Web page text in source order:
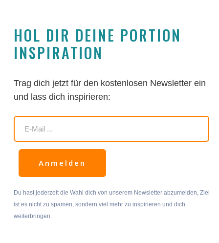
HOL DIR DEINE PORTION
INSPIRATION
Trag dich jetzt für den kostenlosen Newsletter ein
und lass dich inspirieren:
Anmelden
Du hast jederzeit die Wahl dich von unserem Newsletter abzumelden, Ziel
ist es nicht zu spamen, sondern viel mehr zu inspirieren und dich
weiterbringen.